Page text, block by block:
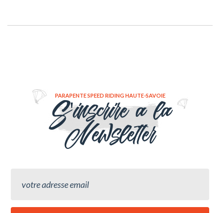
PARAPENTE SPEED RIDING HAUTE-SAVOIE
S'inscrire a la
Newsletter